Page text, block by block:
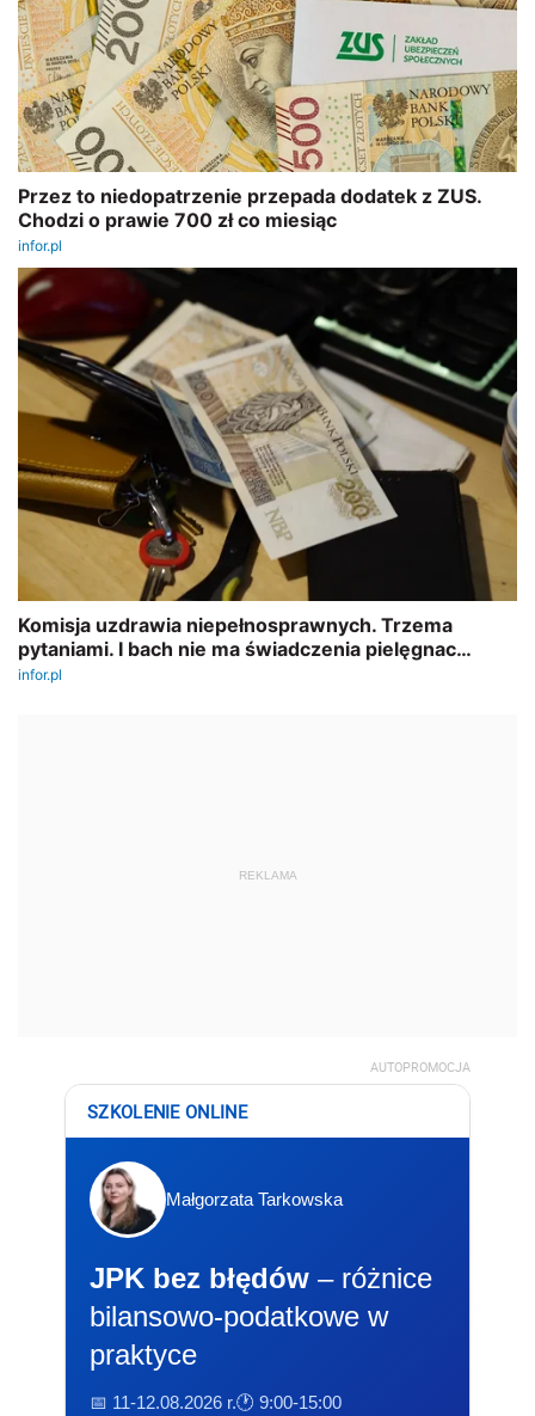
REKLAMA
AUTOPROMOCJA
SZKOLENIE ONLINE
Małgorzata Tarkowska
JPK bez błędów – różnice
bilansowo-podatkowe w
praktyce
📅 11-12.08.2026 r.🕐 9:00-15:00